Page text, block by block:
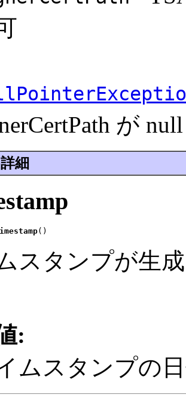
が
細
()
スタンプが生
:
ムスタンプの